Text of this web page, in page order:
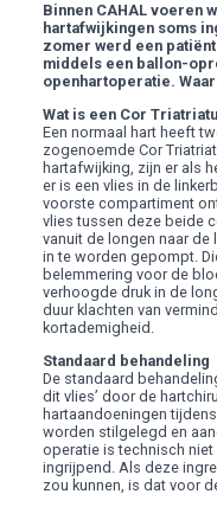
Binnen CAHAL voeren
hartafwijkingen soms
zomer werd een
middels een ballon-
openhartoperatie.
Wat is een Cor
Een normaal hart heeft
zogenoemde Cor
hartafwijking, zijn er als
er is een vlies in de
voorste compartiment
vlies tussen deze beide
vanuit de longen naar de
in te worden gepompt.
belemmering voor de
verhoogde druk in de
duur klachten van
kortademigheid.
Standaard behandeling
De standaard
dit vlies’ door de
hartaandoeningen
worden stilgelegd en
operatie is technisch
ingrijpend. Als deze
zou kunnen, is dat voor